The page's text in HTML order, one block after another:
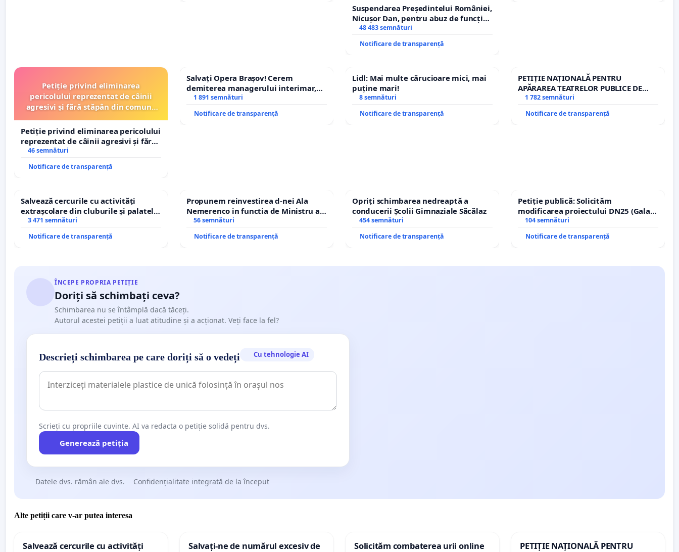
Suspendarea Președintelui României,
Nicușor Dan, pentru abuz de funcție
și discreditarea statului
48 483 semnături
Notificare de transparență
Petiție privind eliminarea
pericolului reprezentat de câinii
agresivi și fără stăpân din comuna
Petiție privind eliminarea pericolului
reprezentat de câinii agresivi și fără
stăpân din comuna Tunari
46 semnături
Notificare de transparență
Salvați Opera Brașov! Cerem
demiterea managerului interimar,
Petrean Lucian-Marius!
1 891 semnături
Notificare de transparență
Lidl: Mai multe cărucioare mici, mai
puține mari!
8 semnături
Notificare de transparență
PETIȚIE NAȚIONALĂ PENTRU
APĂRAREA TEATRELOR PUBLICE DE
REPERTORIU DIN ROMÂNIA
1 782 semnături
Notificare de transparență
Salvează cercurile cu activități
extrașcolare din cluburile și palatele
copiilor
3 471 semnături
Notificare de transparență
Propunem reinvestirea d-nei Ala
Nemerenco in functia de Ministru al
Sanatatii
56 semnături
Notificare de transparență
Opriți schimbarea nedreaptă a
conducerii Școlii Gimnaziale Săcălaz
454 semnături
Notificare de transparență
Petiție publică: Solicităm
modificarea proiectului DN25 (Galați
– Hanu Conachi) prin devierea
104 semnături
Notificare de transparență
ÎNCEPE PROPRIA PETIȚIE
Doriți să schimbați ceva?
Schimbarea nu se întâmplă dacă tăceți.
Autorul acestei petiții a luat atitudine și a acționat. Veți face la fel?
Descrieți schimbarea pe care doriți să o vedeți Cu tehnologie AI
Scrieți cu propriile cuvinte. AI va redacta o petiție solidă pentru dvs.
Generează petiția
Datele dvs. rămân ale dvs. Confidențialitate integrată de la început
Alte petiții care v-ar putea interesa
Salvează cercurile cu activități
Salvați-ne de numărul excesiv de
Solicităm combaterea urii online
PETIȚIE NAȚIONALĂ PENTRU